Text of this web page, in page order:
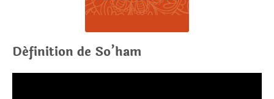
Définition de So’ham